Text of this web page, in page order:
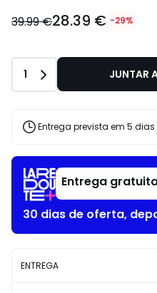
€
39.99
€
de
desconto
39.99 €28.39 € -29%
Quantidade
1 JUNTAR
Entrega prevista em 5 dias
Entrega
30 dias de oferta,
ENTREGA